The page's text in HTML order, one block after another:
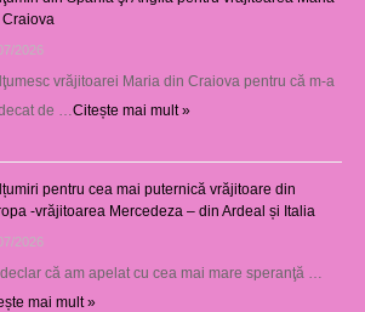
2026
vrăjitoarei Maria din Craiova pentru că m-a
de … Citește mai mult »
pentru cea mai puternică vrăjitoare din
-vrăjitoarea Mercedeza – din Ardeal și Italia
2026
că am apelat cu cea mai mare speranţă …
mai mult »